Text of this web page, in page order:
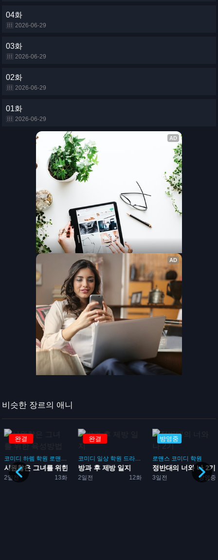
04화
2026-06-29
03화
2026-06-29
02화
2026-06-29
01화
2026-06-29
비슷한 장르의 애니
성방...
완결
코미디 하렘 학원 로맨스 게임
2일전 13화
시원찮은 그녀를 위한 육성방...
완결
코미디 일상 학원 드라마 부활동
2일전 12화
방과 후 제방 일지
방영중
로맨스 코미디 학원
3일전 방영중
정반대의 너와 나 2기